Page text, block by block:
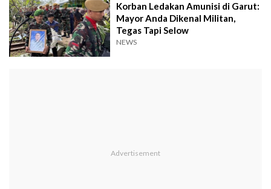
Korban Ledakan Amunisi di Garut:
Mayor Anda Dikenal Militan,
Tegas Tapi Selow
NEWS